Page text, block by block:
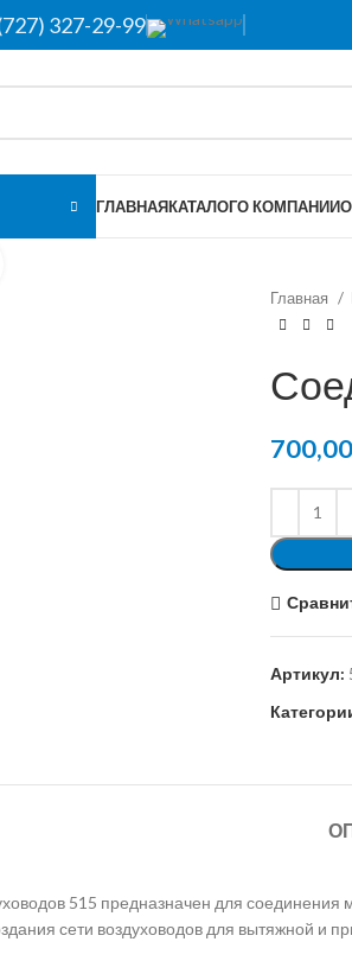
327-29-99
ГЛАВНАЯКАТАЛОГО КОМПАНИИ
Главная
700,00
Артикул:
515 предназначен для
сети воздуховодов для вытяжной и